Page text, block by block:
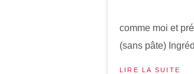
comme moi et
(sans pâte)
LIRE LA SUITE